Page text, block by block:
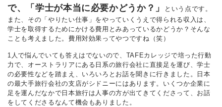
で、「学士が本当に必要かどうか？」
という点です。
また、その「やりたい仕事」をやっていくうえで得られる収入は、
学士を取得するためにかける費用とみあっているかどうか？そんな
ことも考えました。費用対効果ってやつですね（笑）
1人で悩んでいても答えはでないので、TAFEカレッジで培った行動
力で、オーストラリアにある日系の旅行会社に直接足を運び、学士
の必要性などを踏まえ、いろいろとお話を聞きに行きました。日本
の最大手旅行会社の支店がシドニーにはあります。いくつか企業に
足を運んだなかで日本旅行は人事の方が出てきてくださって、お話
をしてくださるなんて機会もありました。